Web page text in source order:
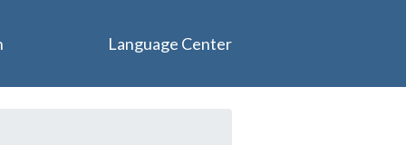
Language Center